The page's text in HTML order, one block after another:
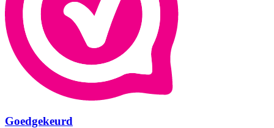
Goedgekeurd